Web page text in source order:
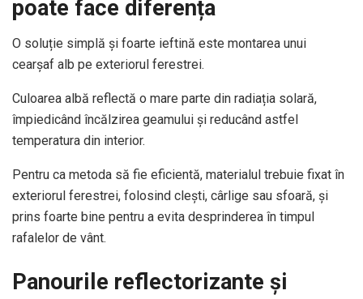
poate face diferența
O soluție simplă și foarte ieftină este montarea unui
cearșaf alb pe exteriorul ferestrei.
Culoarea albă reflectă o mare parte din radiația solară,
împiedicând încălzirea geamului și reducând astfel
temperatura din interior.
Pentru ca metoda să fie eficientă, materialul trebuie fixat în
exteriorul ferestrei, folosind clești, cârlige sau sfoară, și
prins foarte bine pentru a evita desprinderea în timpul
rafalelor de vânt.
Panourile reflectorizante și